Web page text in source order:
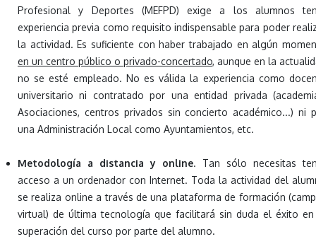
Profesional y Deportes (MEFPD) exige a los alumnos
experiencia previa como requisito indispensable para poder
la actividad. Es suficiente con haber trabajado en algún
en un centro público o privado-concertado, aunque en la
no se esté empleado. No es válida la experiencia como
universitario ni contratado por una entidad privada
Asociaciones, centros privados sin concierto académico...) ni
una Administración Local como Ayuntamientos, etc.
Metodología a distancia y online. Tan sólo necesitas
acceso a un ordenador con Internet. Toda la actividad del
se realiza online a través de una plataforma de formación
virtual) de última tecnología que facilitará sin duda el éxito
superación del curso por parte del alumno.